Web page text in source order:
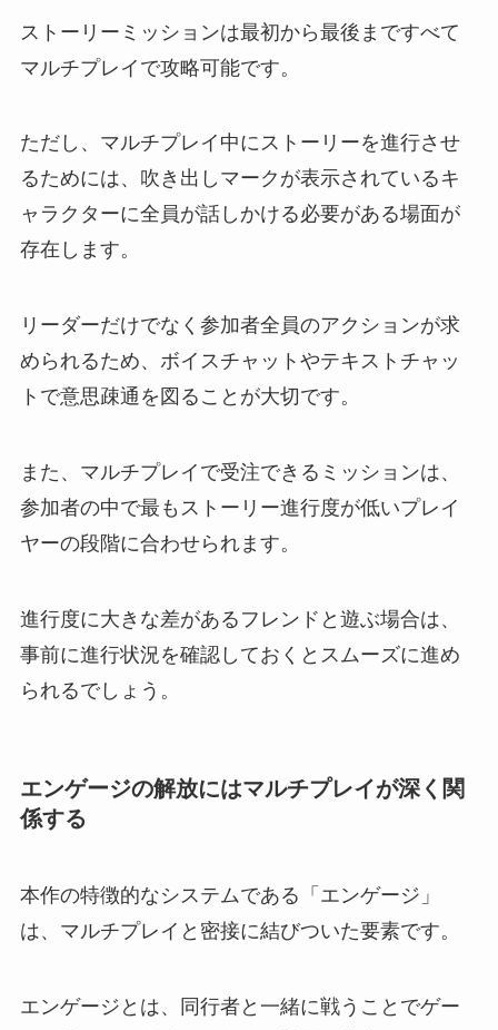
ストーリーミッションは最初から最後まですべて
マルチプレイで攻略可能です。
ただし、マルチプレイ中にストーリーを進行させ
るためには、吹き出しマークが表示されているキ
ャラクターに全員が話しかける必要がある場面が
存在します。
リーダーだけでなく参加者全員のアクションが求
められるため、ボイスチャットやテキストチャッ
トで意思疎通を図ることが大切です。
また、マルチプレイで受注できるミッションは、
参加者の中で最もストーリー進行度が低いプレイ
ヤーの段階に合わせられます。
進行度に大きな差があるフレンドと遊ぶ場合は、
事前に進行状況を確認しておくとスムーズに進め
られるでしょう。
エンゲージの解放にはマルチプレイが深く関
係する
本作の特徴的なシステムである「エンゲージ」
は、マルチプレイと密接に結びついた要素です。
エンゲージとは、同行者と一緒に戦うことでゲー